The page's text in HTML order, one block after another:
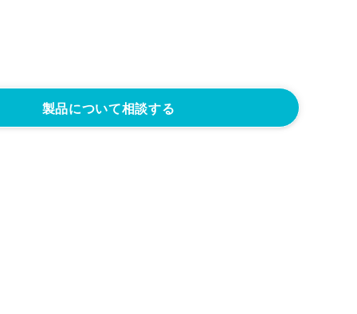
製品について相談する